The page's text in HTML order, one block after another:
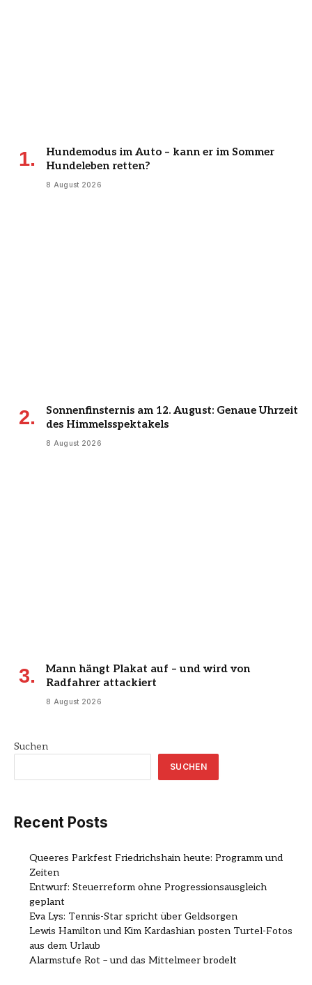
Hundemodus im Auto – kann er im Sommer
Hundeleben retten?
8 August 2026
Sonnenfinsternis am 12. August: Genaue Uhrzeit
des Himmelsspektakels
8 August 2026
Mann hängt Plakat auf – und wird von
Radfahrer attackiert
8 August 2026
Suchen
SUCHEN
Recent Posts
Queeres Parkfest Friedrichshain heute: Programm und
Zeiten
Entwurf: Steuerreform ohne Progressionsausgleich
geplant
Eva Lys: Tennis-Star spricht über Geldsorgen
Lewis Hamilton und Kim Kardashian posten Turtel-Fotos
aus dem Urlaub
Alarmstufe Rot – und das Mittelmeer brodelt